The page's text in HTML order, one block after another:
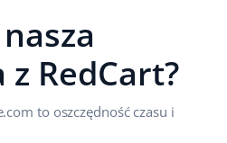
RedCart?
to oszczędność czasu i